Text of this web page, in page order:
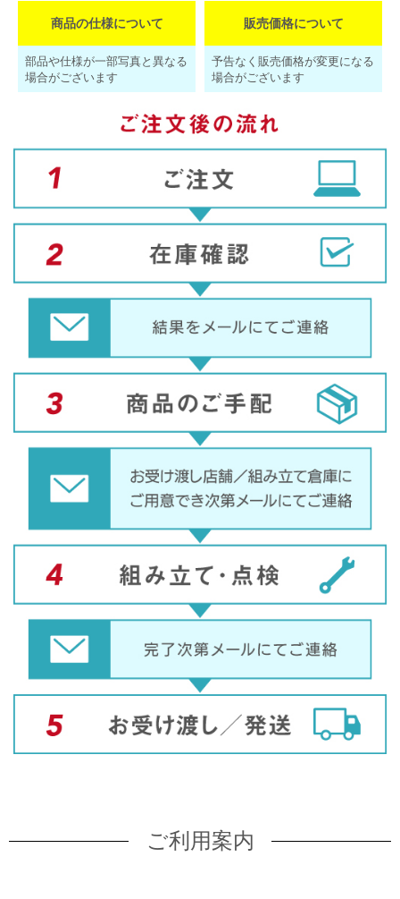
商品の仕様について
部品や仕様が一部写真と異なる
場合がございます
販売価格について
予告なく販売価格が変更になる
場合がございます
ご利用案内